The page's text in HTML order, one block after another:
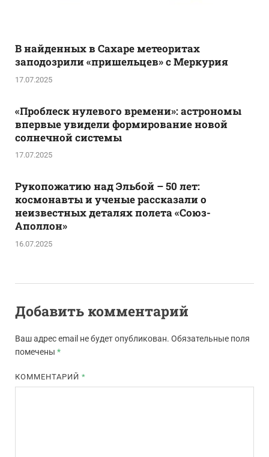
В найденных в Сахаре метеоритах
заподозрили «пришельцев» с Меркурия
17.07.2025
«Проблеск нулевого времени»: астрономы
впервые увидели формирование новой
солнечной системы
17.07.2025
Рукопожатию над Эльбой – 50 лет:
космонавты и ученые рассказали о
неизвестных деталях полета «Союз-
Аполлон»
16.07.2025
Добавить комментарий
Ваш адрес email не будет опубликован. Обязательные поля
помечены *
КОММЕНТАРИЙ*